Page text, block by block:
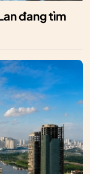
đang tìm